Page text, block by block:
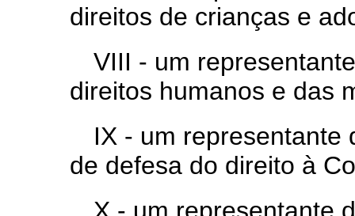
direitos de crianças e
VIII - um
direitos humanos e das
IX - um representante
de defesa do direito à